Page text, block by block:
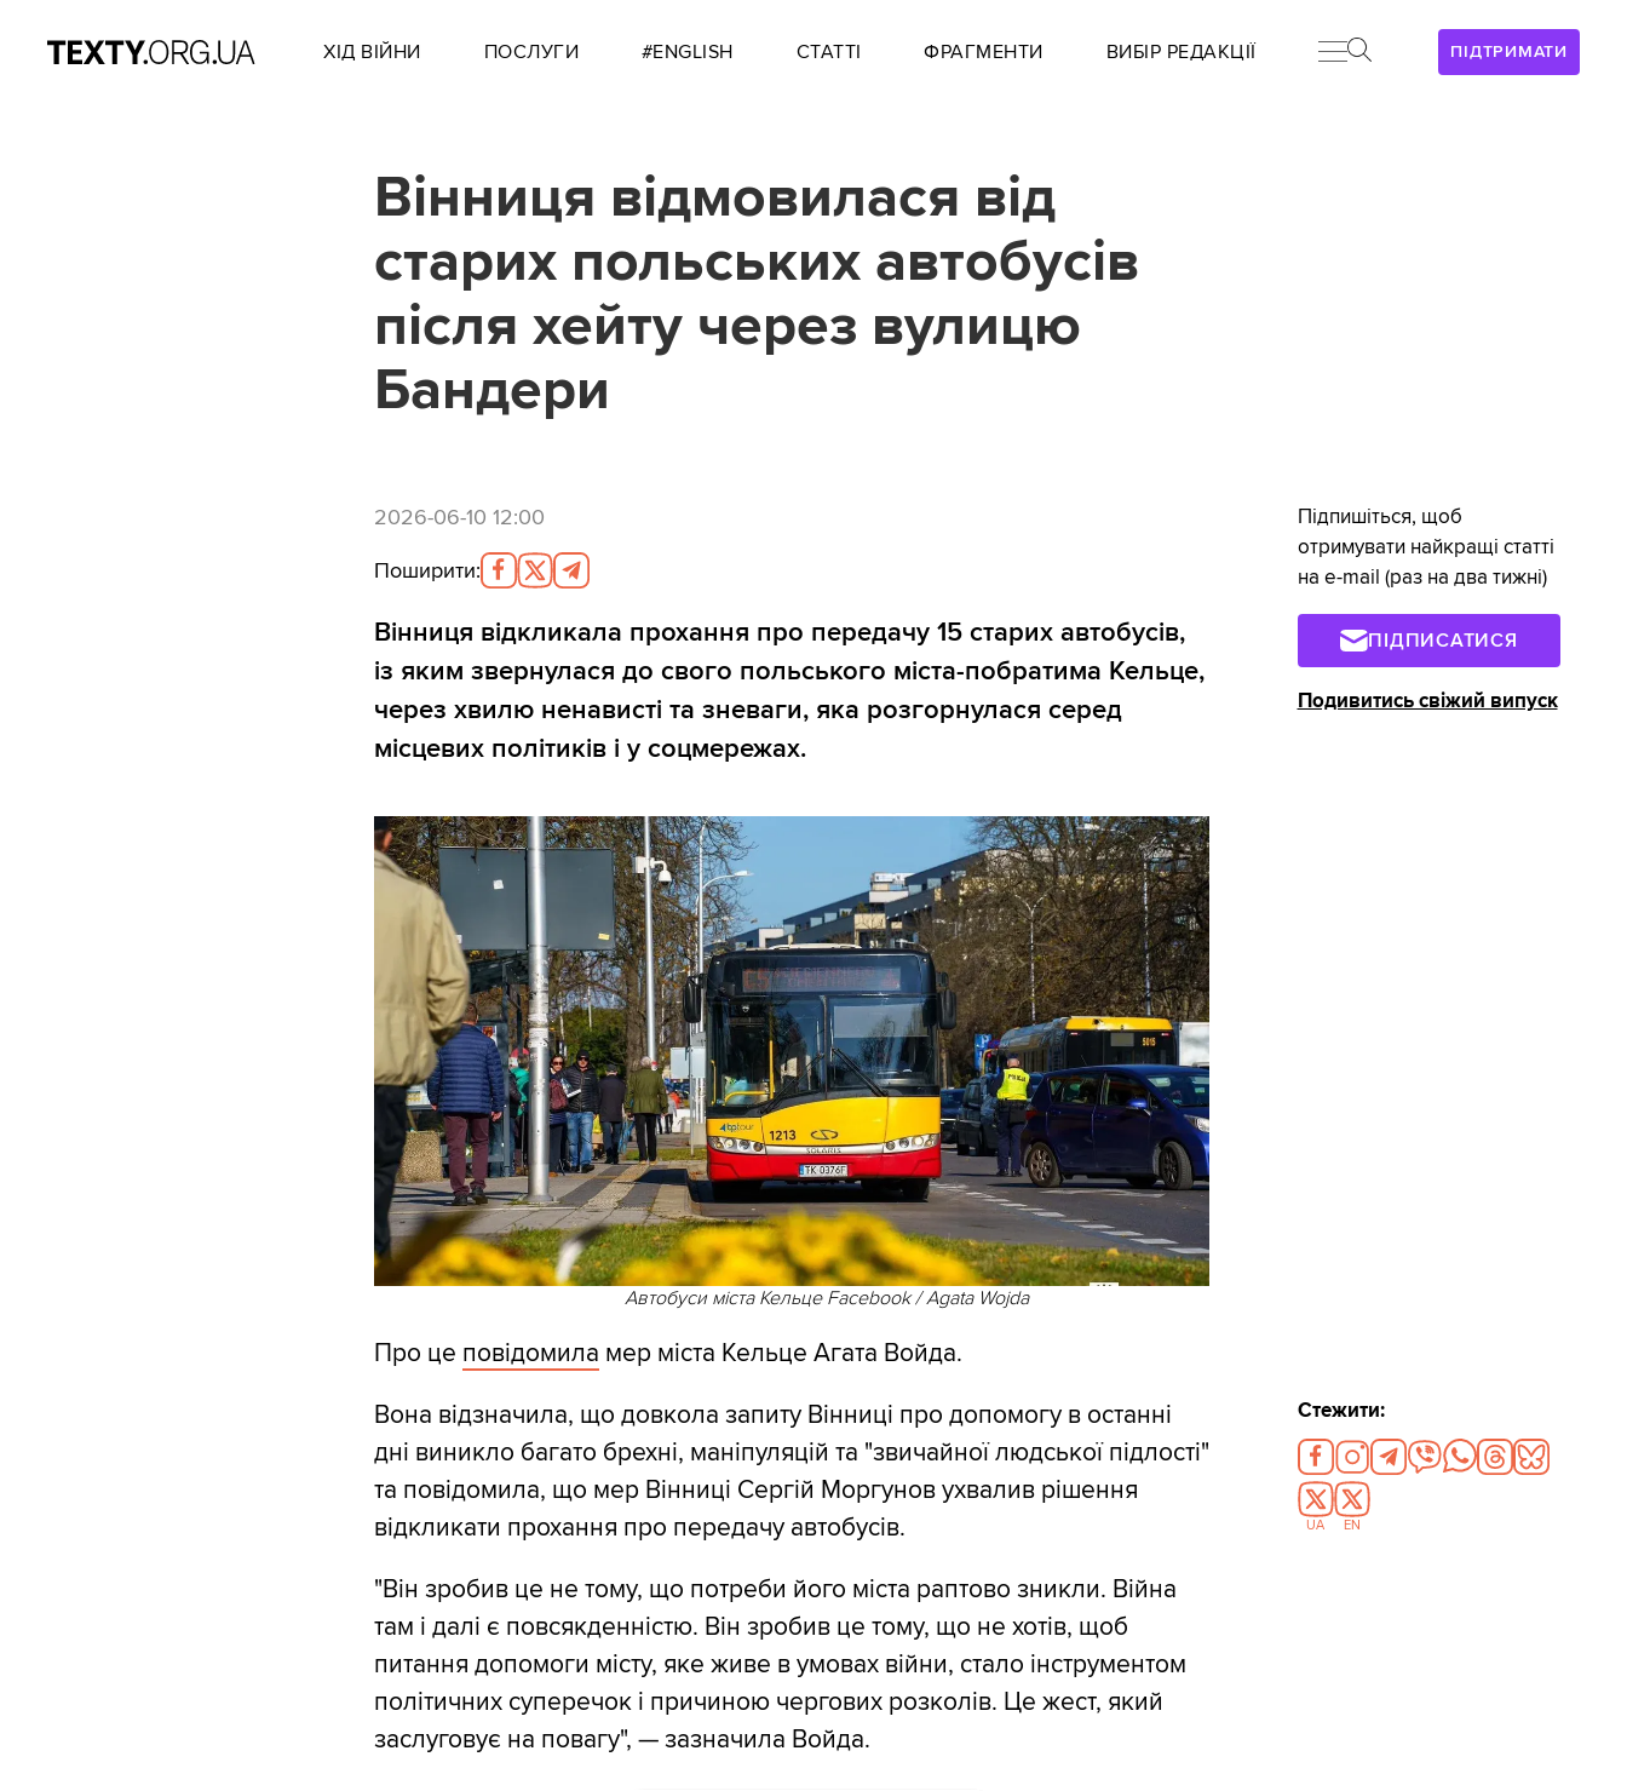
ПІДТРИМАТИ
ХІД ВІЙНИ ПОСЛУГИ #ENGLISH СТАТТІ ФРАГМЕНТИ ВИБІР РЕДАКЦІЇ
Вінниця відмовилася від
старих польських автобусів
після хейту через вулицю
Бандери
2026-06-10 12:00
Поширити:
Вінниця відкликала прохання про передачу 15 старих автобусів,
із яким звернулася до свого польського міста-побратима Кельце,
через хвилю ненависті та зневаги, яка розгорнулася серед
місцевих політиків і у соцмережах.
Автобуси міста Кельце Facebook / Agata Wojda
Про це повідомила мер міста Кельце Агата Войда.
Вона відзначила, що довкола запиту Вінниці про допомогу в останні
дні виникло багато брехні, маніпуляцій та "звичайної людської підлості"
та повідомила, що мер Вінниці Сергій Моргунов ухвалив рішення
відкликати прохання про передачу автобусів.
"Він зробив це не тому, що потреби його міста раптово зникли. Війна
там і далі є повсякденністю. Він зробив це тому, що не хотів, щоб
питання допомоги місту, яке живе в умовах війни, стало інструментом
політичних суперечок і причиною чергових розколів. Це жест, який
заслуговує на повагу", — зазначила Войда.
Підпишіться, щоб
отримувати найкращі статті
на e-mail (раз на два тижні)
ПІДПИСАТИСЯ
Подивитись свіжий випуск
Стежити:
UA EN